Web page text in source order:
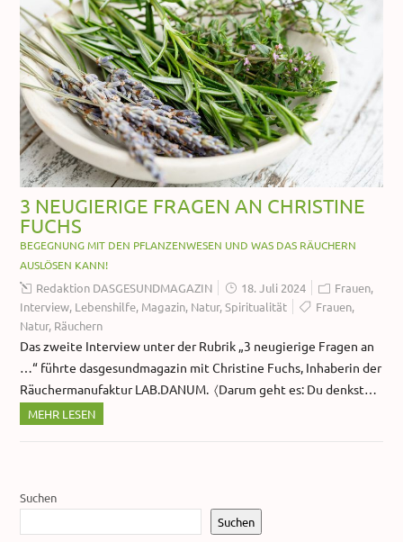
3 NEUGIERIGE FRAGEN AN CHRISTINE
FUCHS
BEGEGNUNG MIT DEN PFLANZENWESEN UND WAS DAS RÄUCHERN
AUSLÖSEN KANN!
Redaktion DASGESUNDMAGAZIN 18. Juli 2024 Frauen,
Interview, Lebenshilfe, Magazin, Natur,Spiritualität Frauen,
Natur, Räuchern
Das zweite Interview unter der Rubrik „3 neugierige Fragen an
…“ führte dasgesundmagazin mit Christine Fuchs, Inhaberin der
Räuchermanufaktur LAB.DANUM. 〈Darum geht es: Du denkst…
MEHR LESEN
Suchen
Suchen